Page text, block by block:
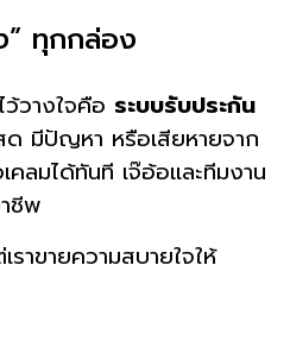
” ทุกกล่อง
ว้วางใจคือ ระบบรับประกัน
มีปัญหา หรือเสียหายจาก
ลมได้ทันที เจ๊อ้อและทีมงาน
ชีพ
ราขายความสบายใจให้